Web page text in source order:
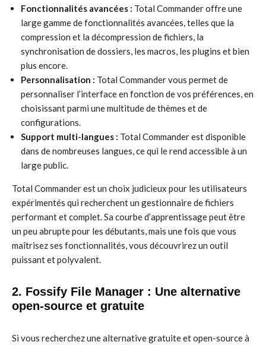
Fonctionnalités avancées : Total Commander offre une
large gamme de fonctionnalités avancées, telles que la
compression et la décompression de fichiers, la
synchronisation de dossiers, les macros, les plugins et bien
plus encore.
Personnalisation : Total Commander vous permet de
personnaliser l’interface en fonction de vos préférences, en
choisissant parmi une multitude de thèmes et de
configurations.
Support multi-langues : Total Commander est disponible
dans de nombreuses langues, ce qui le rend accessible à un
large public.
Total Commander est un choix judicieux pour les utilisateurs
expérimentés qui recherchent un gestionnaire de fichiers
performant et complet. Sa courbe d’apprentissage peut être
un peu abrupte pour les débutants, mais une fois que vous
maîtrisez ses fonctionnalités, vous découvrirez un outil
puissant et polyvalent.
2. Fossify File Manager : Une alternative
open-source et gratuite
Si vous recherchez une alternative gratuite et open-source à